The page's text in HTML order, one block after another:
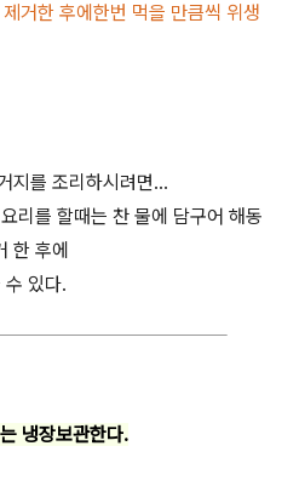
거한 후에한번 먹을 만큼씩 위생
지를 조리하시려면...
리를 할때는 찬 물에 담구어 해동
한 후에
있다.
냉장보관한다.